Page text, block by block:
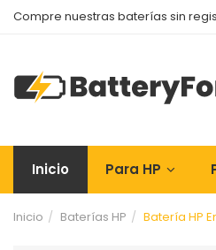
Compre nuestras baterías sin
Inicio Para HP
Inicio Baterías HP Batería HP